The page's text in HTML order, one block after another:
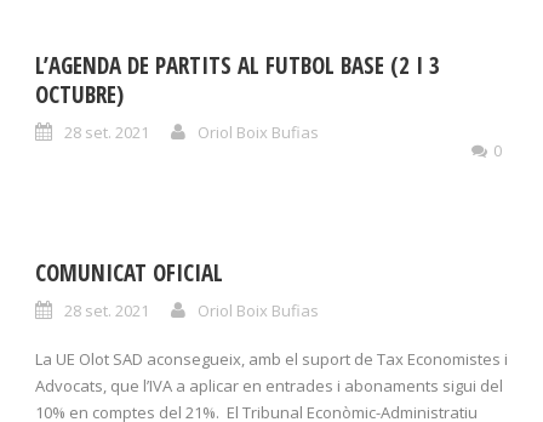
L’AGENDA DE PARTITS AL FUTBOL BASE (2 I 3
OCTUBRE)
28 set. 2021
Oriol Boix Bufias
0
COMUNICAT OFICIAL
28 set. 2021 Oriol Boix Bufias
La UE Olot SAD aconsegueix, amb el suport de Tax Economistes i
Advocats, que l’IVA a aplicar en entrades i abonaments sigui del
10% en comptes del 21%. El Tribunal Econòmic-Administratiu